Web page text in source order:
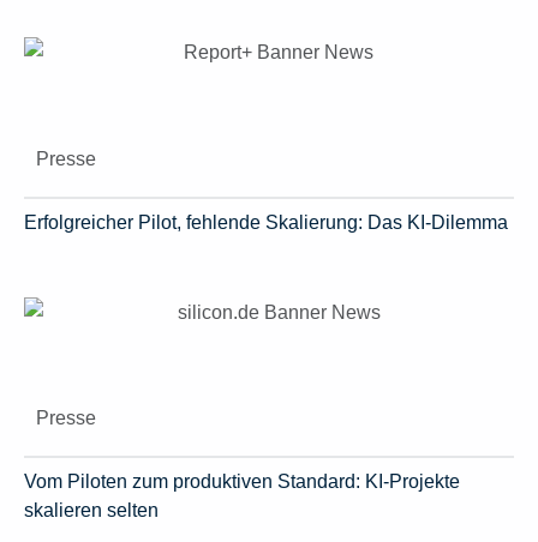
Presse
Erfolgreicher Pilot, fehlende Skalierung: Das KI-Dilemma
Presse
Vom Piloten zum produktiven Standard: KI-Projekte
skalieren selten